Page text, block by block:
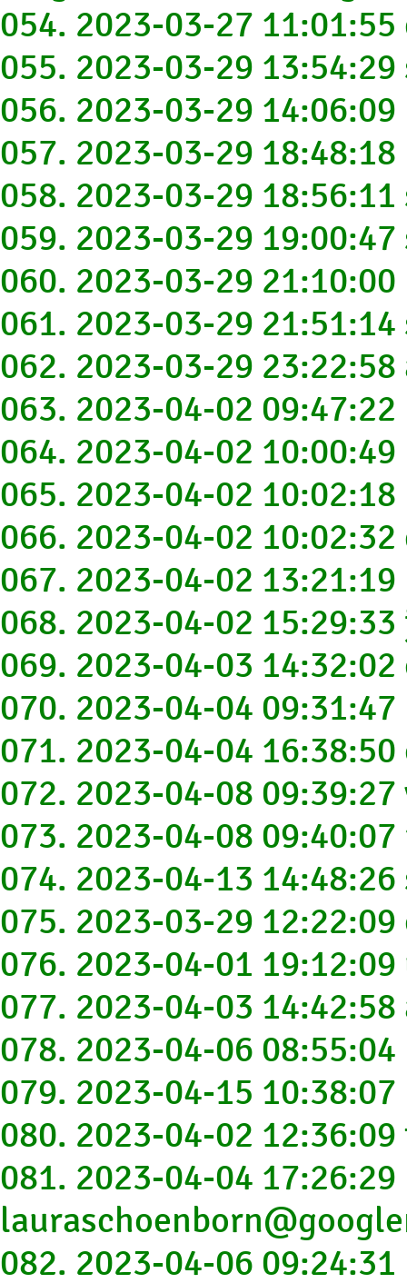
054. 2023-03-27
055. 2023-03-29
056. 2023-03-29
057. 2023-03-29
058. 2023-03-29
059. 2023-03-29
060. 2023-03-29
061. 2023-03-29
062. 2023-03-29
063. 2023-04-02
064. 2023-04-02
065. 2023-04-02
066. 2023-04-02
067. 2023-04-02
068. 2023-04-02
069. 2023-04-03
070. 2023-04-04
071. 2023-04-04
072. 2023-04-08
073. 2023-04-08
074. 2023-04-13
075. 2023-03-29
076. 2023-04-01
077. 2023-04-03
078. 2023-04-06
079. 2023-04-15
080. 2023-04-02
081. 2023-04-04 17:26:29
082. 2023-04-06 09:24:31